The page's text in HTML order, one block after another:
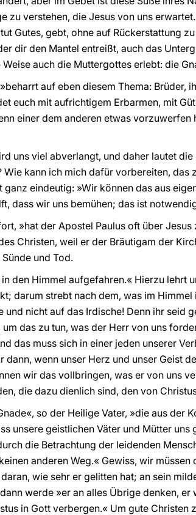
zu verstehen, die Jesus von uns
Gutes, gebt, ohne auf Rückerstattung
dir den Mantel entreißt, auch das
auch die Muttergottes erlebt: die
auf eben diesem Thema: Brüder,
euch mit aufrichtigem Erbarmen, mit
einer dem anderen etwas vorzuwerfen
uns viel abverlangt, und daher lautet
kann ich mich dafür vorbereiten, das
ganz eindeutig: »Wir können das aus
dass wir uns bemühen; das ist
»hat der Apostel Paulus oft über
Christen, weil er der Bräutigam der
und Tod.
den Himmel aufgefahren.« Hierzu lehrt
darum strebt nach dem, was im
und nicht auf das Irdische! Denn ihr seid
um das zu tun, was der Herr von uns
das muss sich in einer jeden unserer
dann, wenn unser Herz und unser Geist
wir das vollbringen, was er von uns
die dazu dienlich sind, den von
so der Heilige Vater, »die aus der
unsere geistlichen Väter und Mütter
die Betrachtung der leidenden
anderen Weg.« Gewiss, wir
wie sehr er gelitten hat; an sein
werde »er an alles Übrige denken,
in Gott verbergen.« Um gute